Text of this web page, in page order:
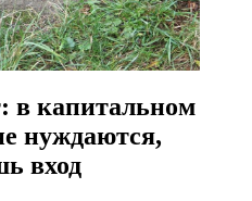
капитальном
нуждаются,
вход